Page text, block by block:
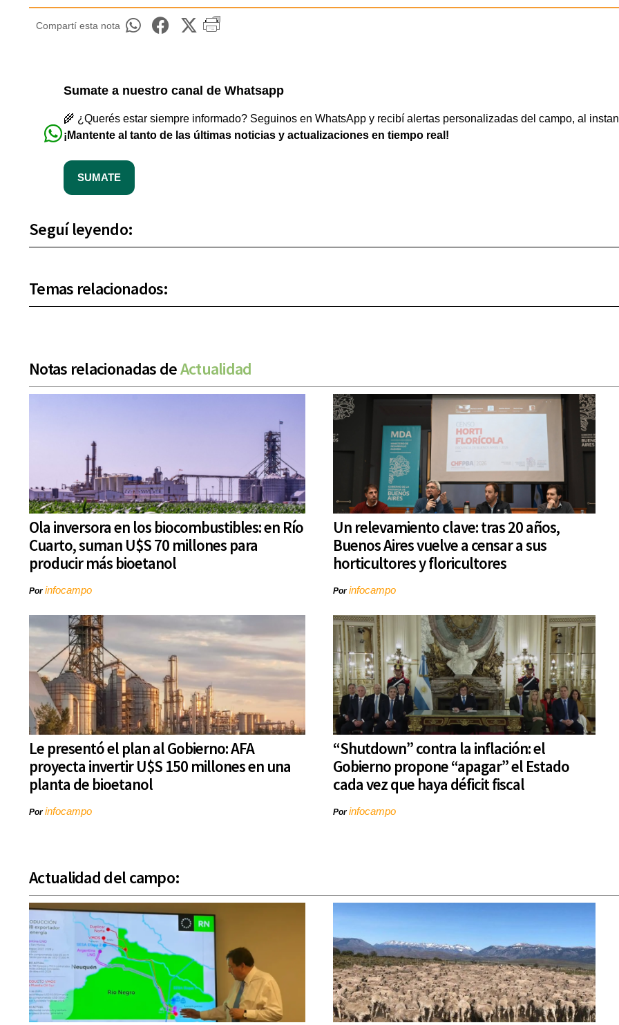
Compartí esta nota
Sumate a nuestro canal de Whatsapp
🌾 ¿Querés estar siempre informado? Seguinos en WhatsApp y recibí alertas personalizadas del campo, al
¡Mantente al tanto de las últimas noticias y actualizaciones en tiempo real!
SUMATE
Seguí leyendo:
Temas relacionados:
Notas relacionadas deActualidad
Ola inversora en los biocombustibles: en Río
Cuarto, suman U$S 70 millones para
producir más bioetanol
Porinfocampo
Un relevamiento clave: tras 20 años,
Buenos Aires vuelve a censar a sus
horticultores y floricultores
Porinfocampo
Le presentó el plan al Gobierno: AFA
proyecta invertir U$S 150 millones en una
planta de bioetanol
Porinfocampo
“Shutdown” contra la inflación: el
Gobierno propone “apagar” el Estado
cada vez que haya déficit fiscal
Porinfocampo
Actualidad del campo: